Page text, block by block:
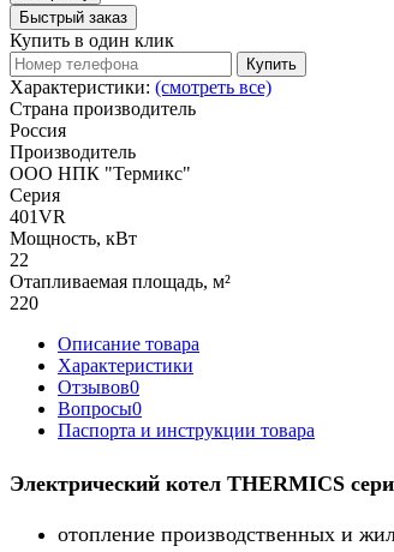
Быстрый заказ
Купить в один клик
Купить
Характеристики: (смотреть все)
Страна производитель
Россия
Производитель
ООО НПК "Термикс"
Серия
401VR
Мощность, кВт
22
Отапливаемая площадь, м²
220
Описание товара
Характеристики
Отзывов0
Вопросы0
Паспорта и инструкции товара
Электрический котел THERMICS
отопление производственных и